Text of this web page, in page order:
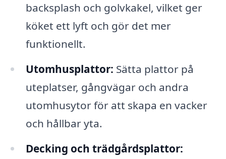
backsplash och golvkakel, vilket ger
köket ett lyft och gör det mer
funktionellt.
Utomhusplattor: Sätta plattor på
uteplatser, gångvägar och andra
utomhusytor för att skapa en vacker
och hållbar yta.
Decking och trädgårdsplattor: